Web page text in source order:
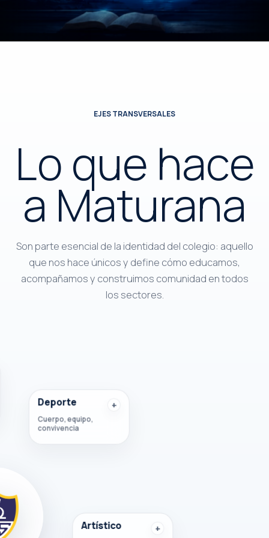
EJES TRANSVERSALES
Lo que hace
a Maturana
Son parte esencial de la identidad del colegio: aquello
que nos hace únicos y define cómo educamos,
acompañamos y construimos comunidad en todos
los sectores.
Deporte
Cuerpo, equipo,